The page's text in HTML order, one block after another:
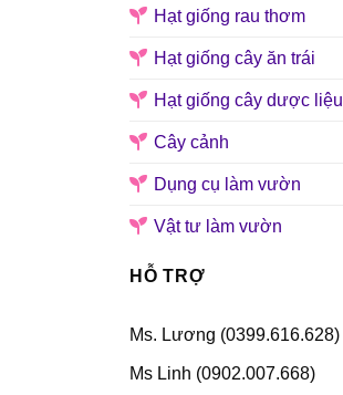
Hạt giống rau thơm
Hạt giống cây ăn trái
Hạt giống cây dược liệu
Cây cảnh
Dụng cụ làm vườn
Vật tư làm vườn
HỖ TRỢ
Ms. Lương (0399.616.628)
Ms Linh (0902.007.668)